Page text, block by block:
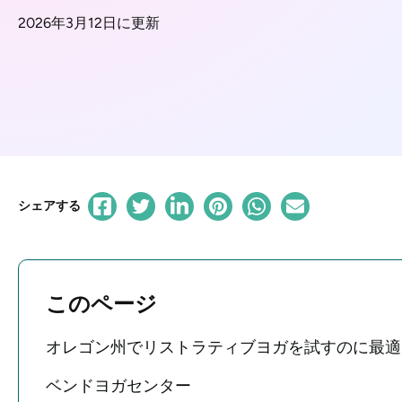
2026年3月12日に更新
シェアする
このページ
オレゴン州でリストラティブヨガを試すのに最
ベンドヨガセンター